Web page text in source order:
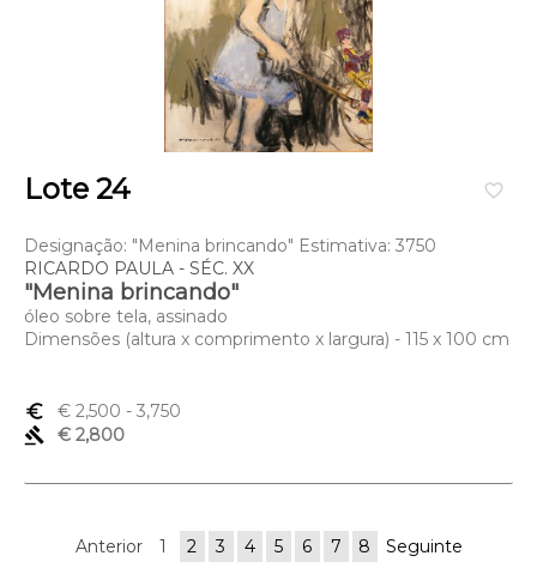
favorite_border
Lote 24
Designação: "Menina brincando" Estimativa: 3750
RICARDO PAULA - SÉC. XX
"Menina brincando"
óleo sobre tela, assinado
Dimensões (altura x comprimento x largura) - 115 x 100 cm
euro_symbol € 2,500 - 3,750
gavel
€ 2,800
Anterior 1 2 3 4 5 6 7 8 Seguinte